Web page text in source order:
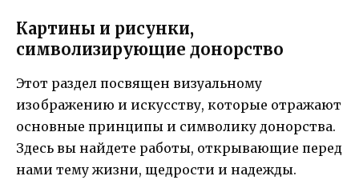
Картины и рисунки,
символизирующие донорство
Этот раздел посвящен визуальному
изображению и искусству, которые отражают
основные принципы и символику донорства.
Здесь вы найдете работы, открывающие перед
нами тему жизни, щедрости и надежды.